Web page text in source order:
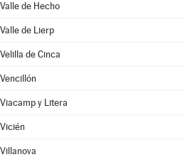
Valle de Hecho
Valle de Lierp
Velilla de Cinca
Vencillón
Viacamp y Litera
Vicién
Villanova